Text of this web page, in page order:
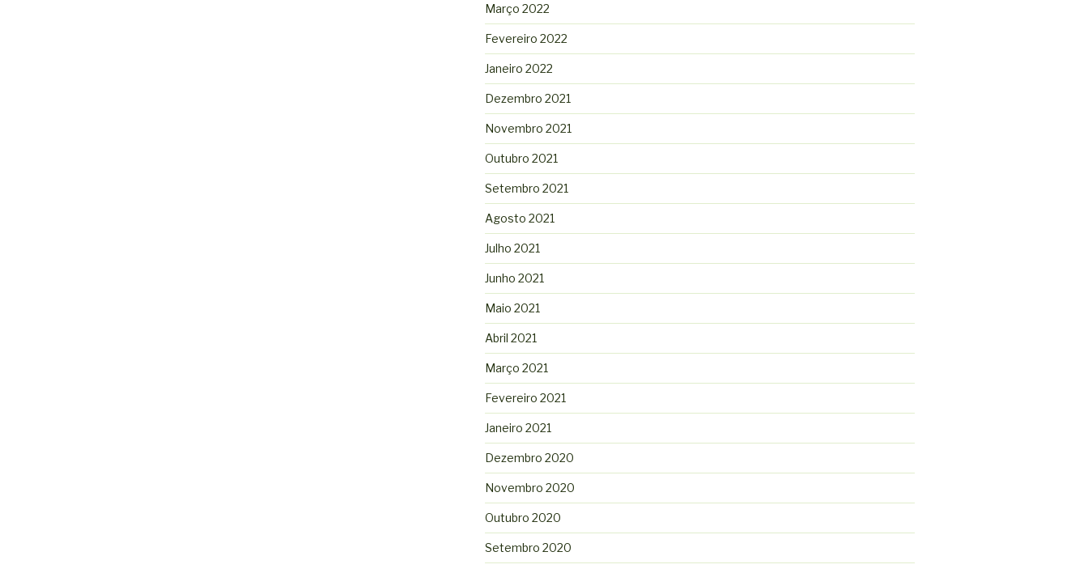
Março 2022
Fevereiro 2022
Janeiro 2022
Dezembro 2021
Novembro 2021
Outubro 2021
Setembro 2021
Agosto 2021
Julho 2021
Junho 2021
Maio 2021
Abril 2021
Março 2021
Fevereiro 2021
Janeiro 2021
Dezembro 2020
Novembro 2020
Outubro 2020
Setembro 2020